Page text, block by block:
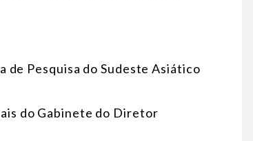
de Pesquisa do Sudeste Asiático
do Gabinete do Diretor